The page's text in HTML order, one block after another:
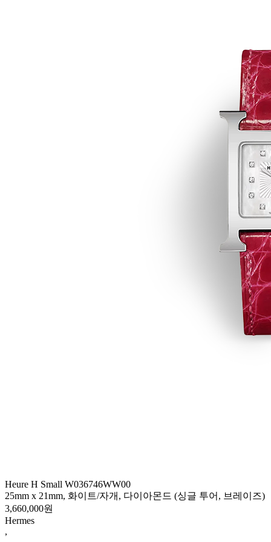
Heure H Small W036746WW00
25mm x 21mm, 화이트/자개, 다이아몬드 (싱글 투어, 브레이즈)
3,660,000원
Hermes
,